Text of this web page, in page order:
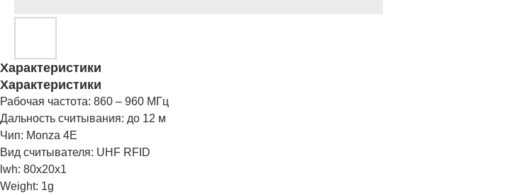
Характеристики
Характеристики
Рабочая частота: 860 – 960 МГц
Дальность считывания: до 12 м
Чип: Monza 4E
Вид считывателя: UHF RFID
lwh: 80x20x1
Weight: 1g